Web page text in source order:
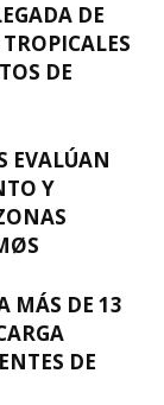
DE
DE
EVALÚAN
Y
MÁS DE 13
DE